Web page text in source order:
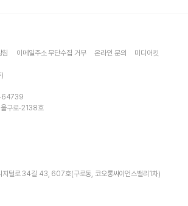
침 이메일주소 무단수집 거부 온라인 문의 미디어킷
64739
구로-2138호
지털로 34길 43, 607호(구로동, 코오롱싸이언스밸리1차)